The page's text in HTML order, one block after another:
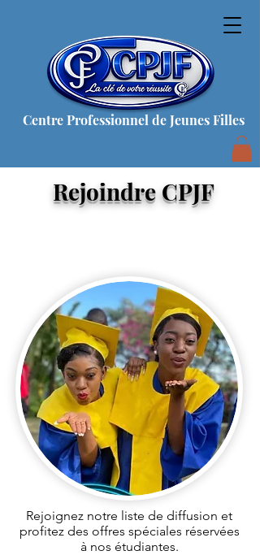
Centre Professionnel de Jeunes Filles
Rejoignez notre liste de diffusion et
profitez des offres spéciales réservées
à nos étudiantes.
Rejoindre CPJF